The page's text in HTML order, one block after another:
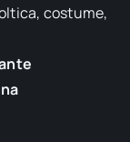
costume,